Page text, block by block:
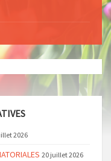
2026
20 juillet 2026